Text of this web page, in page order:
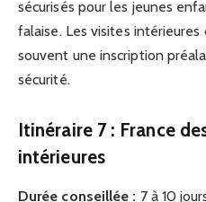
sécurisés pour les jeunes
falaise. Les visites
souvent une inscription
sécurité.
Itinéraire 7 : France
intérieures
Durée conseillée : 7 à 10